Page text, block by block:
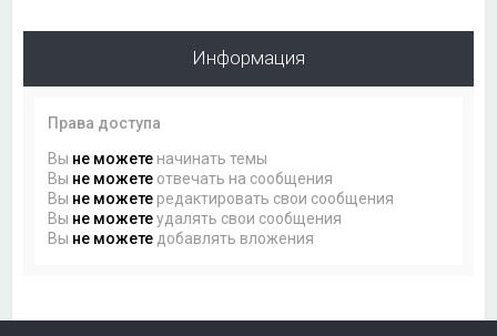
Информация
Права доступа
Вы не можете начинать темы
Вы не можете отвечать на сообщения
Вы не можете редактировать свои сообщения
Вы не можетеудалять свои сообщения
Вы не можете добавлять вложения